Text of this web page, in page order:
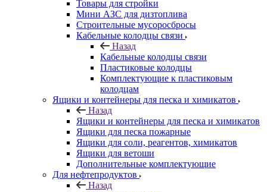
Товары для стройки
Мини АЗС для дизтоплива
Строительные мусоросбросы
Кабельные колодцы связи
Назад
Кабельные колодцы связи
Пластиковые колодцы
Комплектующие к пластиковым
колодцам
Ящики и контейнеры для песка и химикатов
Назад
Ящики и контейнеры для песка и химикатов
Ящики для песка пожарные
Ящики для соли, реагентов, химикатов
Ящики для ветоши
Дополнительные комплектующие
Для нефтепродуктов
Назад